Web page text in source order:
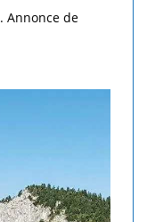
. Annonce de